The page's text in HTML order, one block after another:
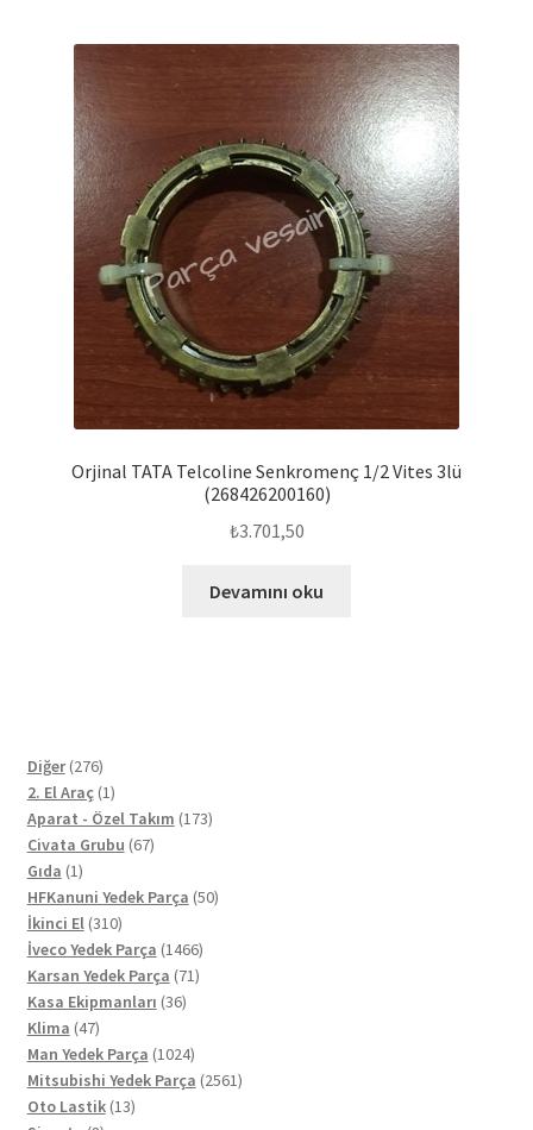
Orjinal TATA Telcoline Senkromenç 1/2 Vites 3lü
(268426200160)
₺3.701,50
Devamını oku
Diğer 276276
ürün
2. El Araç 11
ürün
Aparat - Özel Takım 173173
Civata Grubu 6767
Gıda 11
ürün
HFKanuni Yedek Parça 5050
İkinci El 310310
ürün
İveco Yedek Parça 14661466
ürün
Karsan Yedek Parça 7171
Kasa Ekipmanları 3636
Klima 4747
ürün
Man Yedek Parça 10241024
ürün
Mitsubishi Yedek Parça 25612561
Oto Lastik 1313